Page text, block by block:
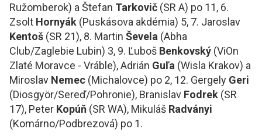
Ružomberok) a Štefan Tarkovič (SR A) po 11, 6.
Zsolt Hornyák (Puskásova akdémia) 5, 7. Jaroslav
Kentoš (SR 21), 8. Martin Ševela (Abha
Club/Zaglebie Lubin) 3, 9. Ľuboš Benkovský (ViOn
Zlaté Moravce - Vráble), Adrián Guľa (Wisla Krakov) a
Miroslav Nemec (Michalovce) po 2, 12. Gergely Geri
(Diosgyör/Sereď/Pohronie), Branislav Fodrek (SR
17), Peter Kopúň (SR WA), Mikuláš Radványi
(Komárno/Podbrezová) po 1.